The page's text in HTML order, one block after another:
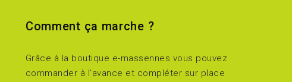
Comment ça marche ?
Grâce à la boutique e-massennes vous pouvez
commander à l'avance et compléter sur place